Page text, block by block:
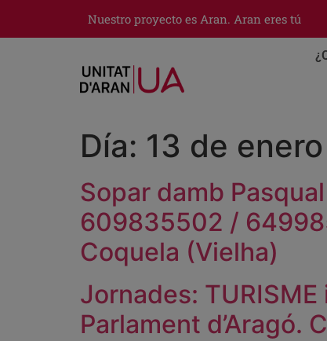
Nuestro proyecto es Aran. Aran eres tú
Día: 13 de
Sopar damb
609835502 /
Coquela (Vielha)
Jornades:
Parlament d’Aragó.